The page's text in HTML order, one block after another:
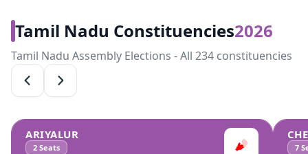
Tamil Nadu Constituencies2026
Tamil Nadu Assembly Elections - All 234 constituencies
ARIYALUR
2 Seats 7